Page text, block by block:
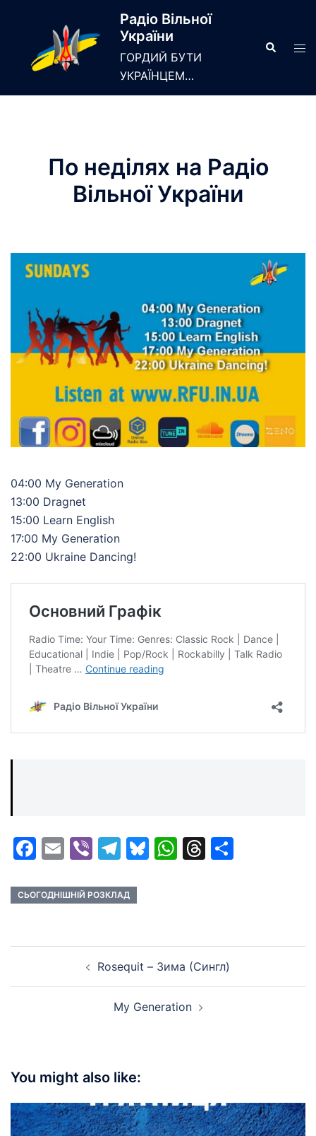
Радіо Вільної
України
ГОРДИЙ БУТИ
УКРАЇНЦЕМ…
Search
По неділях на Радіо
Вільної України
04:00 My Generation
13:00 Dragnet
15:00 Learn English
17:00 My Generation
22:00 Ukraine Dancing!
Facebook
EmailViberTelegram
Bluesky
WhatsApp
Threads
СЬОГОДНІШНІЙ РОЗКЛАД
navigation Rosequit – Зима (Сингл)
My Generation
You might also like: